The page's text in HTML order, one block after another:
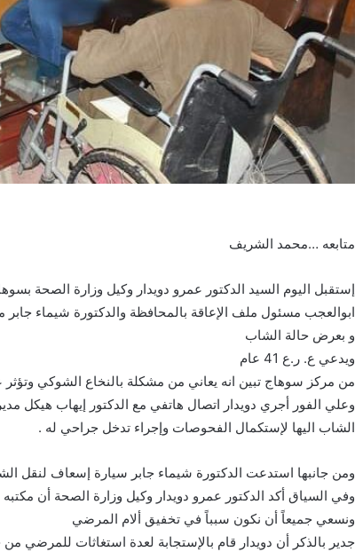
متابعه …محمد الشريف
إستقبل اليوم السيد الدكتور عمرو دويدار وكيل وزارة الصحة
ابوالعجب مسئول ملف الإعاقة بالمحافظة والدكتورة شيماء جابر
و بعرض حالة الشاب
ويدعي ع. ر.ع 41 عام
من مركز سوهاج تبين انه يعاني من مشكلة بالنخاع الشوكي
وعلي الفور أجري دويدار اتصال هاتفي مع الدكتور إيهاب هيكل
الشاب اليها لإستكمال الفحوصات وإجراء تدخل جراحي له .
ومن جانبها استدعت الدكتورة شيماء جابر سيارة إسعاف لنقل
وفي السياق أكد الدكتور عمرو دويدار وكيل وزارة الصحة أن مكتبه
ونسعي جميعاً أن نكون سبباً في تخفيق ألام المرضي
جدير بالذكر أن دويدار قام بالإستجابة لعدة استغاثات للمرضي